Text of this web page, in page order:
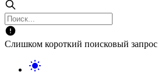
Слишком короткий поисковый запрос